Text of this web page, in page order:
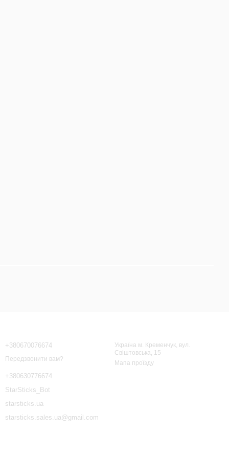
+380670076674
Передзвонити вам?
+380630776674
StarSticks_Bot
starsticks.ua
starsticks.sales.ua@gmail.com
Україна м. Кременчук, вул.
Свіштовська, 15
Мапа проїзду